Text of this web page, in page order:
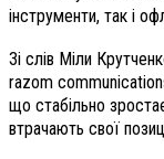
інструменти, так і
Зі слів Міли
razom
що стабільно
втрачають свої